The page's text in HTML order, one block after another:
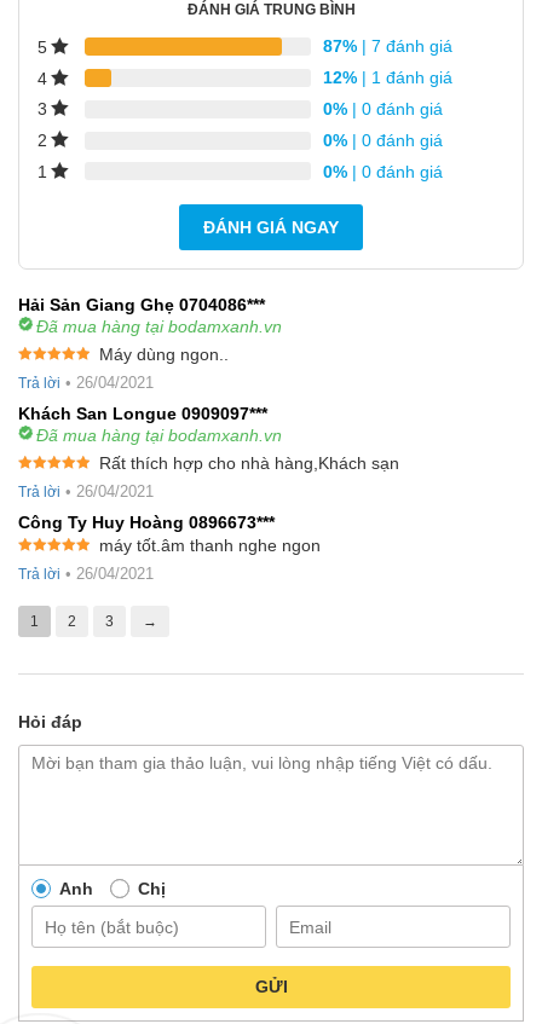
ĐÁNH GIÁ TRUNG BÌNH
5 87% | 7 đánh giá
4
12% | 1 đánh giá
3
0% | 0 đánh giá
2
0% | 0 đánh giá
1
0% | 0 đánh giá
ĐÁNH GIÁ NGAY
Hải Sản Giang Ghẹ 0704086***
Đã mua hàng tại bodamxanh.vn
Được xếp
hạng55
Máy dùng ngon..
Trả lời • 26/04/2021
Khách San Longue 0909097***
Đã mua hàng tại bodamxanh.vn
Được xếp
hạng55
Rất thích hợp cho nhà hàng,Khách sạn
Trả lời • 26/04/2021
Công Ty Huy Hoàng 0896673***
Được xếp
hạng55
máy tốt.âm thanh nghe ngon
Trả lời • 26/04/2021
1 2 3 →
Hỏi đáp
Anh Chị
GỬI